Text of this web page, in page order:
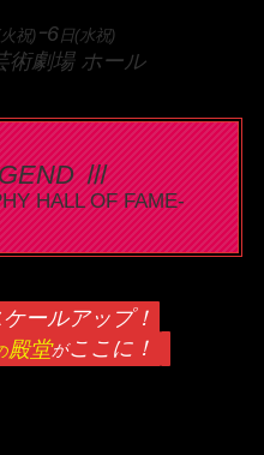
祝)ｰ6日(水祝)
劇場 ホール
Ⅲ
HALL OF FAME-
ールアップ！
殿堂がここに！